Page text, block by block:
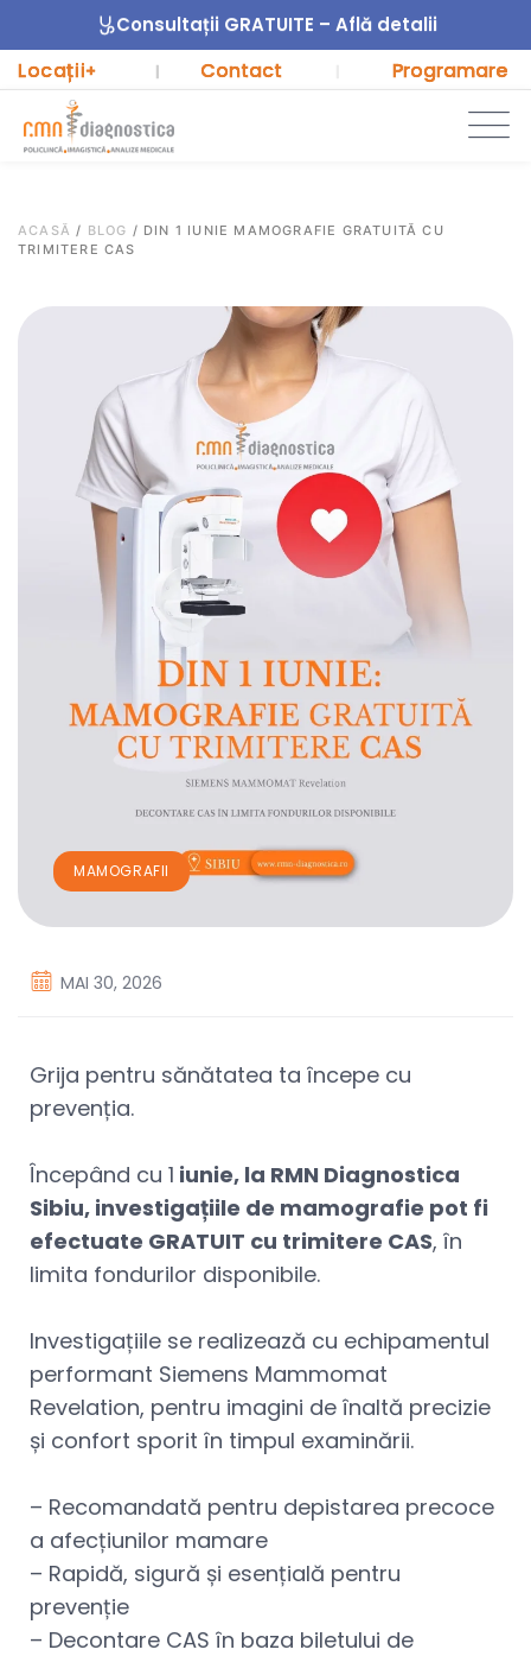
Consultații GRATUITE – Află detalii
Locații+ | Contact Programare
ACASĂ / BLOG / DIN 1 IUNIE MAMOGRAFIE GRATUITĂ CU
TRIMITERE CAS
MAMOGRAFII
MAI 30, 2026
Grija pentru sănătatea ta începe cu
prevenția.
Începând cu 1 iunie, la RMN Diagnostica
Sibiu, investigațiile de mamografie pot fi
efectuate GRATUIT cu trimitere CAS, în
limita fondurilor disponibile.
Investigațiile se realizează cu echipamentul
performant Siemens Mammomat
Revelation, pentru imagini de înaltă precizie
și confort sporit în timpul examinării.
– Recomandată pentru depistarea precoce
a afecțiunilor mamare
– Rapidă, sigură și esențială pentru
prevenție
– Decontare CAS în baza biletului de